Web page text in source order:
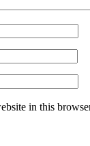
in this